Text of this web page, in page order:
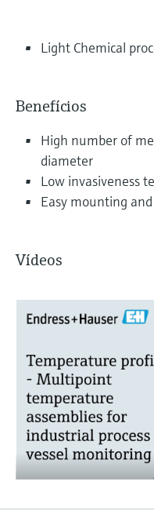
Light Chemical
Benefícios
High number of
diameter
Low invasiveness
Easy mounting
Vídeos